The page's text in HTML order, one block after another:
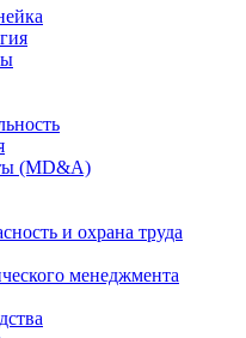
(MD&A)
и охрана труда
менеджмента